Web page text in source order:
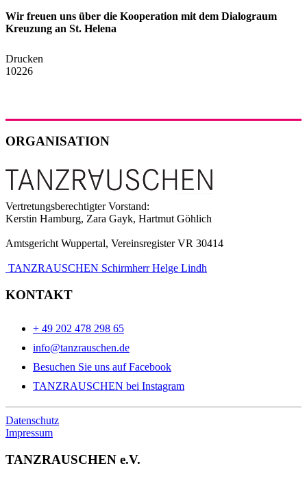
Wir freuen uns über die Kooperation mit dem Dialograum
Kreuzung an St. Helena
Drucken
10226
ORGANISATION
Vertretungsberechtigter Vorstand:
Kerstin Hamburg, Zara Gayk, Hartmut Göhlich
Amtsgericht Wuppertal, Vereinsregister VR 30414
TANZRAUSCHEN Schirmherr Helge Lindh
KONTAKT
+ 49 202 478 298 65
info@tanzrauschen.de
Besuchen Sie uns auf Facebook
TANZRAUSCHEN bei Instagram
Datenschutz
Impressum
TANZRAUSCHEN e.V.